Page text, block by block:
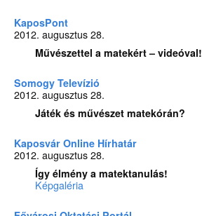
KaposPont
2012. augusztus 28.
Művészettel a matekért – videóval!
Somogy Televízió
2012. augusztus 28.
Játék és művészet matekórán?
Kaposvár Online Hírhatár
2012. augusztus 28.
Így élmény a matektanulás!
Képgaléria